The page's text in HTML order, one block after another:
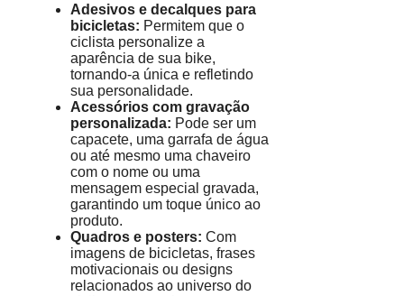
Adesivos e decalques para
bicicletas: Permitem que o
ciclista personalize a
aparência de sua bike,
tornando-a única e refletindo
sua personalidade.
Acessórios com gravação
personalizada: Pode ser um
capacete, uma garrafa de água
ou até mesmo uma chaveiro
com o nome ou uma
mensagem especial gravada,
garantindo um toque único ao
produto.
Quadros e posters: Com
imagens de bicicletas, frases
motivacionais ou designs
relacionados ao universo do